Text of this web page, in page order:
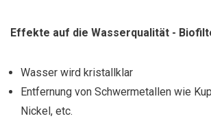
Effekte auf die Wasserqualität -
Wasser wird kristallklar
Entfernung von Schwermetallen wie
Nickel, etc.